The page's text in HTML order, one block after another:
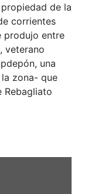
de la
corrientes
produjo entre
veterano
una
zona- que